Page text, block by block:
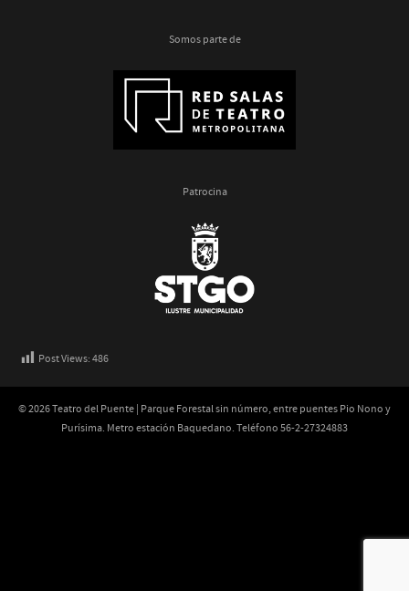
Somos parte de
Patrocina
Post Views:486
© 2026 Teatro del Puente | Parque Forestal sin número, entre puentes Pio Nono y
Purísima. Metro estación Baquedano. Teléfono 56-2-27324883